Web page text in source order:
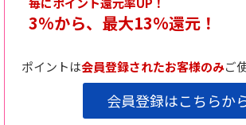
3%から、最大13%還元！
ポイントは会員登録されたお客様のみご
会員登録はこちらか